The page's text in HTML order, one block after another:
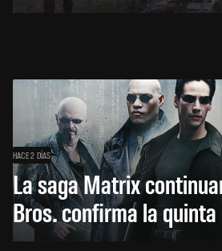
HACE 2 DÍAS
La saga Matrix
Bros. confirma la